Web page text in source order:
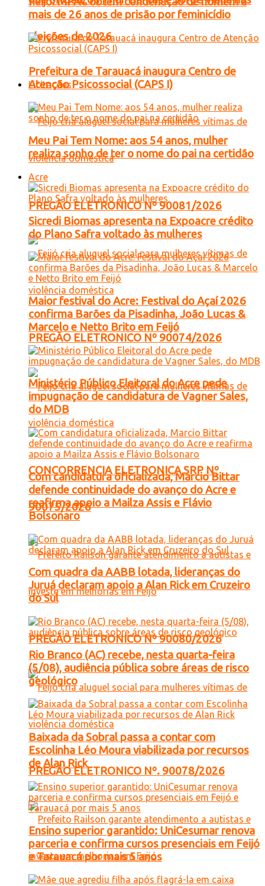
eleições de 2026
Licitações
PREGÃO ELETRONICO Nº 90081/2026
PREGÃO ELETRONICO Nº 90074/2026
CONCORRENCIA ELETRONICA SRP Nº
90075/2026
PREGÃO ELETRONICO Nº 90080/2026
PREGÃO ELETRONICO Nº. 90078/2026
mais de 26 anos de prisão por feminicídio
Prefeitura de Tarauacá inaugura Centro de
Atenção Psicossocial (CAPS I)
Meu Pai Tem Nome: aos 54 anos, mulher
realiza sonho de ter o nome do pai na certidão
Acre
Sicredi Biomas apresenta na Expoacre crédito
do Plano Safra voltado às mulheres
Maior festival do Acre: Festival do Açaí 2026
confirma Barões da Pisadinha, João Lucas &
Marcelo e Netto Brito em Feijó
Ministério Público Eleitoral do Acre pede
impugnação de candidatura de Vagner Sales,
do MDB
Com candidatura oficializada, Marcio Bittar
defende continuidade do avanço do Acre e
reafirma apoio a Mailza Assis e Flávio
Bolsonaro
Com quadra da AABB lotada, lideranças do
Juruá declaram apoio a Alan Rick em Cruzeiro
do Sul
Rio Branco (AC) recebe, nesta quarta-feira
(5/08), audiência pública sobre áreas de risco
geológico
Baixada da Sobral passa a contar com
Escolinha Léo Moura viabilizada por recursos
de Alan Rick
Ensino superior garantido: UniCesumar renova
parceria e confirma cursos presenciais em Feijó
e Tarauacá por mais 5 anos